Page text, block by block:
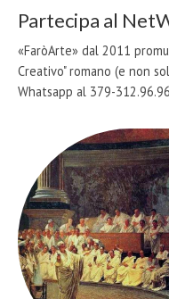
Partecipa al
«FaròArte» dal 2011
Creativo" romano (e non
Whatsapp al 379-